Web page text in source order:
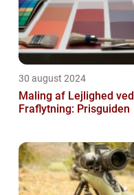
30 august 2024
Maling af Lejlighed ved
Fraflytning: Prisguiden